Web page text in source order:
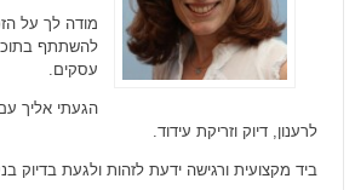
מודה לך על
להשתתף
עסקים.
הגעתי אליך
לרענון, דיוק וזריקת עידוד.
ביד מקצועית ורגישה ידעת לזהות ולגעת בדיוק